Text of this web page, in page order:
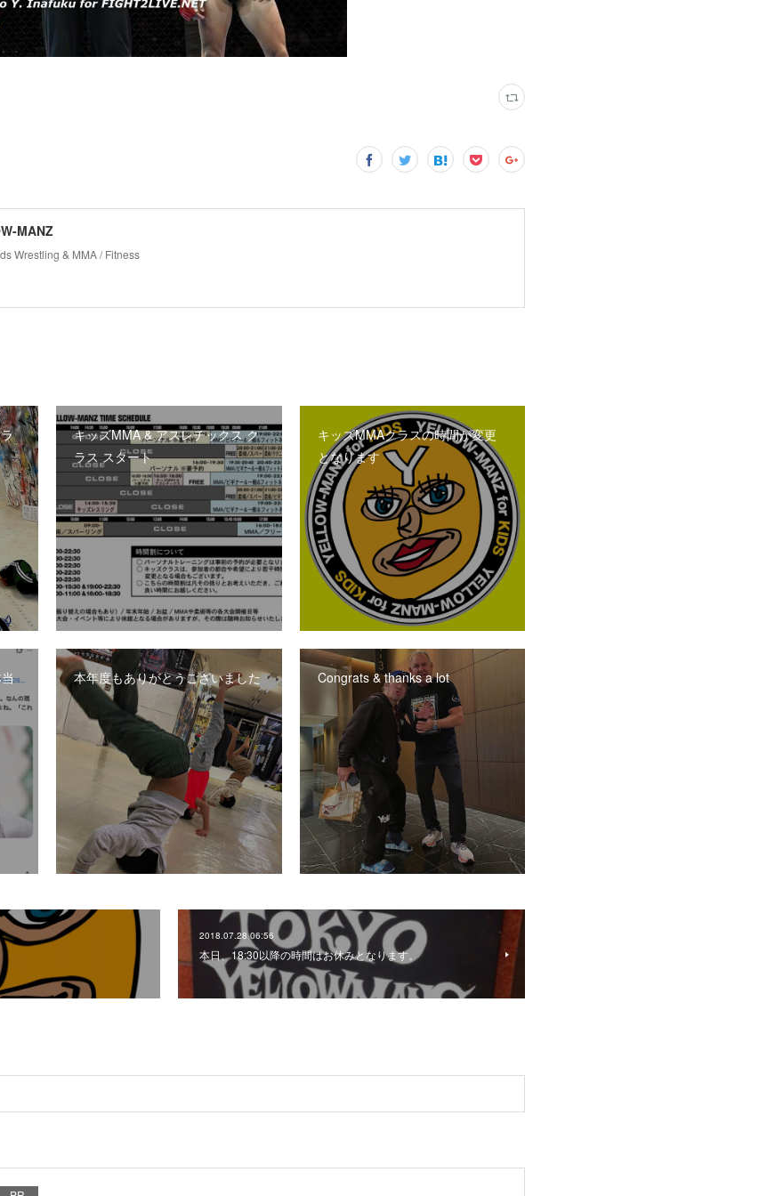
MANZ
Wrestling & MMA / Fitness
キッズMMA & アスレチックス ク
ラス スタート
キッズMMAクラスの時間が変更
となります
本年度もありがとうございました Congrats & thanks a lot
2018.07.28 06:56
本日、18:30以降の時間はお休みとなります。